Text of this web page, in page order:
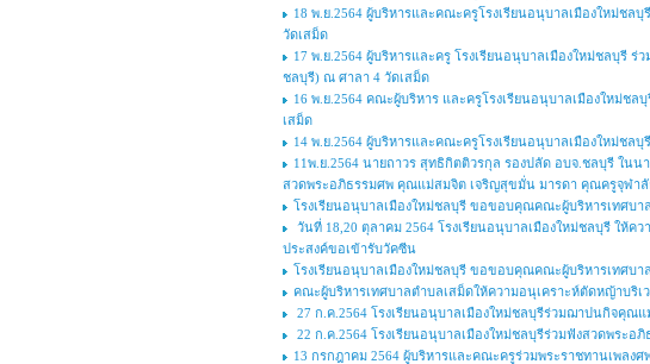
18 พ.ย.2564 ผู้บริหารและคณะครูโรงเรียนอนุบาลเมืองใหม่
วัดเสม็ด
17 พ.ย.2564 ผู้บริหารและครู โรงเรียนอนุบาลเมืองใหม่ชลบุรี
ชลบุรี) ณ ศาลา 4 วัดเสม็ด
16 พ.ย.2564 คณะผู้บริหาร และครูโรงเรียนอนุบาลเมืองใหม่
เสม็ด
14 พ.ย.2564 ผู้บริหารและคณะครูโรงเรียนอนุบาลเมืองใหม่
11พ.ย.2564 นายถาวร สุทธิกิตติวรกุล รองปลัด อบจ.ชลบุรี ใน
สวดพระอภิธรรมศพ คุณแม่สมจิต เจริญสุขมั่น มารดา คุณครูจุฬา
โรงเรียนอนุบาลเมืองใหม่ชลบุรี ขอขอบคุณคณะผู้บริหารเทศบา
วันที่ 18,20 ตุลาคม 2564 โรงเรียนอนุบาลเมืองใหม่ชลบุรี ให้
ประสงค์ขอเข้ารับวัคซีน
โรงเรียนอนุบาลเมืองใหม่ชลบุรี ขอขอบคุณคณะผู้บริหารเทศบา
คณะผู้บริหารเทศบาลตำบลเสม็ดให้ความอนุเคราะห์ตัดหญ้าบริ
27 ก.ค.2564 โรงเรียนอนุบาลเมืองใหม่ชลบุรีร่วมฌาปนกิจคุ
22 ก.ค.2564 โรงเรียนอนุบาลเมืองใหม่ชลบุรีร่วมฟังสวดพร
13 กรกฎาคม 2564 ผู้บริหารและคณะครูร่วมพระราชทานเพลง